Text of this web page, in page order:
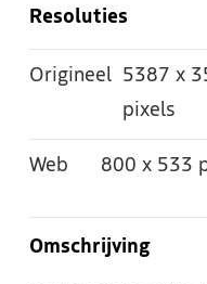
Resoluties
Origineel 5387 x
pixels
Web 800 x 533
Omschrijving